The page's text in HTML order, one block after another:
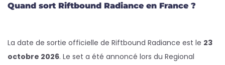
Quand sort Riftbound Radiance en France ?
La date de sortie officielle de Riftbound Radiance est le 23
octobre 2026. Le set a été annoncé lors du Regional